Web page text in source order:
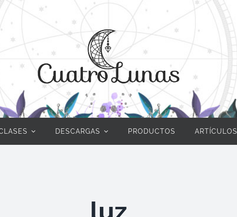
DESCARGAS PRODUCTOS ARTÍCULOS